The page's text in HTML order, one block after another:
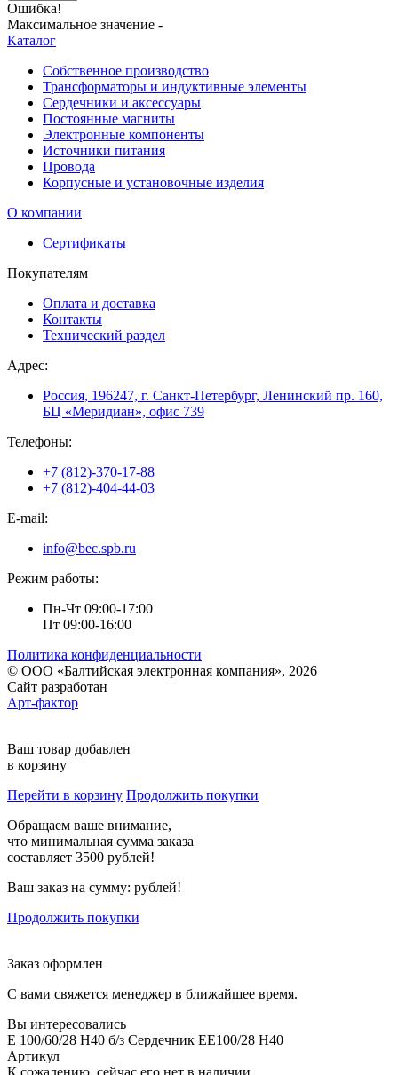
Ошибка!
Максимальное значение -
Каталог
Собственное производство
Трансформаторы и индуктивные элементы
Сердечники и аксессуары
Постоянные магниты
Электронные компоненты
Источники питания
Провода
Корпусные и установочные изделия
О компании
Сертификаты
Покупателям
Оплата и доставка
Контакты
Технический раздел
Адрес:
Россия, 196247, г. Санкт-Петербург, Ленинский пр. 160,
БЦ «Меридиан», офис 739
Телефоны:
+7 (812)-370-17-88
+7 (812)-404-44-03
E-mail:
info@bec.spb.ru
Режим работы:
Пн-Чт 09:00-17:00
Пт 09:00-16:00
Политика конфиденциальности
© ООО «Балтийская электронная компания», 2026
Сайт разработан
Арт-фактор
Ваш товар добавлен
в корзину
Перейти в корзину Продолжить покупки
Обращаем ваше внимание,
что минимальная сумма заказа
составляет 3500 рублей!
Ваш заказ на сумму: рублей!
Продолжить покупки
Заказ оформлен
С вами свяжется менеджер в ближайшее время.
Вы интересовались
E 100/60/28 H40 б/з Сердечник EE100/28 H40
Артикул